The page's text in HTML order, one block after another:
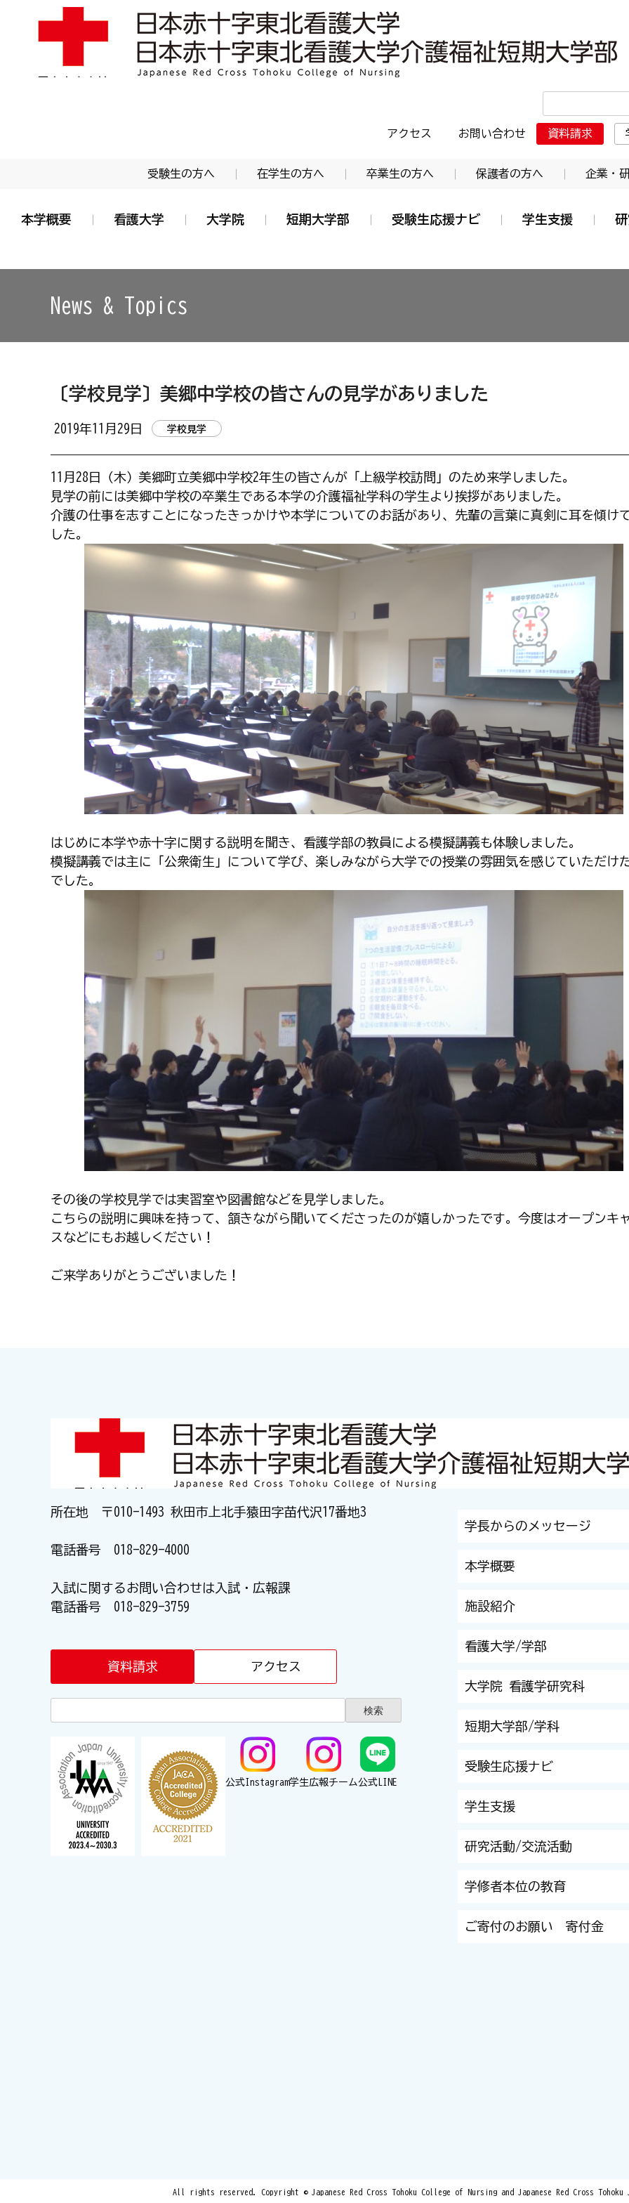
学校法人 日本赤十字学園 日本赤十字東北看護大学・日本赤十字東北看護大学介護福祉短期大学部
アクセス お問い合わせ 資料請求
受験生の方へ 在学生の方へ 卒業生の方へ 保護者の方へ 企業・
本学概要 看護大学 大学院 短期大学部 受験生応援ナビ 学生支援
News & Topics
〔学校見学〕美郷中学校の皆さんの見学がありました
2019年11月29日 学校見学
11月28日（木）美郷町立美郷中学校2年生の皆さんが「上級学校訪問」のため来学しました。
見学の前には美郷中学校の卒業生である本学の介護福祉学科の学生より挨拶がありました。
介護の仕事を志すことになったきっかけや本学についてのお話があり、先輩の言葉に真剣に耳を傾け
した。
はじめに本学や赤十字に関する説明を聞き、看護学部の教員による模擬講義も体験しました。
模擬講義では主に「公衆衛生」について学び、楽しみながら大学での授業の雰囲気を感じていただけ
でした。
その後の学校見学では実習室や図書館などを見学しました。
こちらの説明に興味を持って、頷きながら聞いてくださったのが嬉しかったです。今度はオープンキ
スなどにもお越しください！
ご来学ありがとうございました！
所在地 〒010-1493 秋田市上北手猿田字苗代沢17番地3
電話番号 018-829-4000
入試に関するお問い合わせは入試・広報課
電話番号 018-829-3759
資料請求 アクセス
公式Instagram学生広報チーム公式LINE
学長からのメッセージ
本学概要
施設紹介
看護大学/学部
大学院 看護学研究科
短期大学部/学科
受験生応援ナビ
学生支援
研究活動/交流活動
学修者本位の教育
ご寄付のお願い 寄付金
All rights reserved. Copyright © Japanese Red Cross Tohoku College of Nursing and Japanese Red Cross